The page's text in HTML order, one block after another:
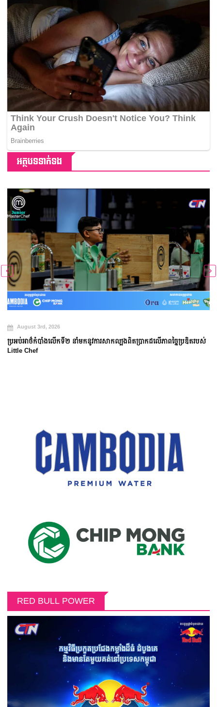
អត្ថបទទាក់ទង
August 3rd, 2026
ប្រអប់អាថ៌កំបាំងលើកទី២ នាំមកនូវការសាកល្បងពិតប្រាកដលើភាពច្នៃប្រឌិតរបស់
Little Chef
RED BULL POWER